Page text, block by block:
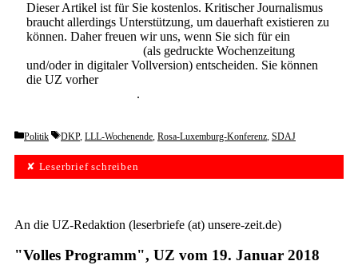
Dieser Artikel ist für Sie kostenlos. Kritischer Journalismus
braucht allerdings Unterstützung, um dauerhaft existieren zu
können. Daher freuen wir uns, wenn Sie sich für ein
(als gedruckte Wochenzeitung
und/oder in digitaler Vollversion) entscheiden. Sie können
die UZ vorher
.
Categories
Politik Tags
DKP, LLL-Wochenende, Rosa-Luxemburg-Konferenz, SDAJ
✘ Leserbrief schreiben
An die UZ-Redaktion (leserbriefe (at) unsere-zeit.de)
"Volles Programm", UZ vom 19. Januar 2018